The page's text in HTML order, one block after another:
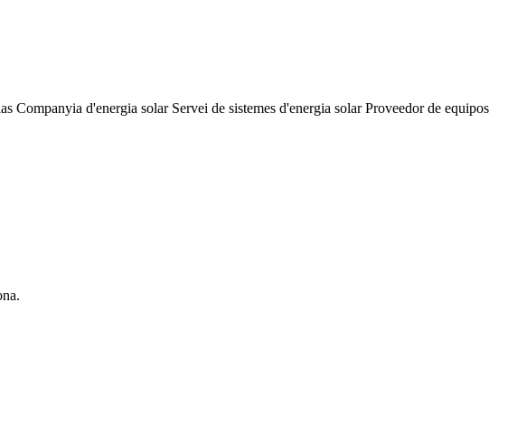
Companyia d'energia solar Servei de sistemes d'energia solarProveedor de equipos